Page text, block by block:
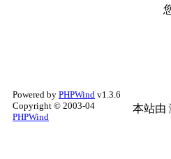
Powered by PHPWind v1.3.6
Copyright © 2003-04
PHPWind
本站由